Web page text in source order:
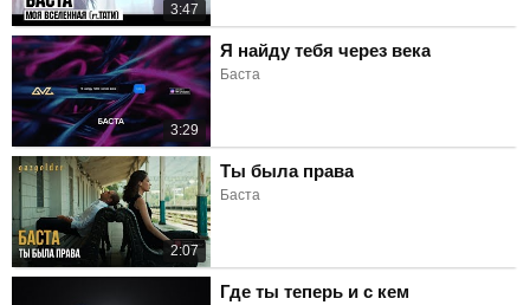
3:47
3:29
Я найду тебя через века
Баста
2:07
Ты была права
Баста
Где ты теперь и с кем